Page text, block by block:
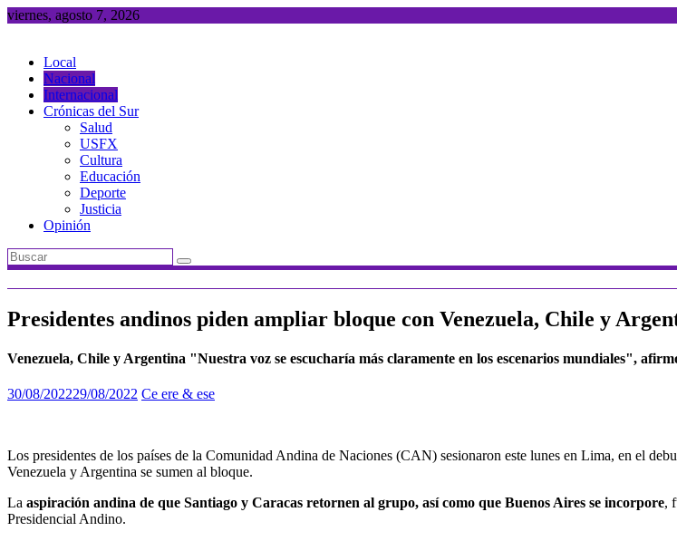
Saltar
viernes, agosto 7, 2026
Local
Nacional
Internacional
Crónicas del Sur
Salud
USFX
Cultura
Educación
Deporte
Justicia
Opinión
Presidentes andinos piden ampliar bloque con Venezuela, Chile y
Venezuela, Chile y Argentina "Nuestra voz se escucharía más claramente en los escenarios mundiales",
30/08/202229/08/2022 Ce ere & ese
Los presidentes de los países de la Comunidad Andina de Naciones (CAN) sesionaron este lunes en Lima, en el
Venezuela y Argentina se sumen al bloque.
La aspiración andina de que Santiago y Caracas retornen al grupo, así como que Buenos Aires se incorpore,
Presidencial Andino.